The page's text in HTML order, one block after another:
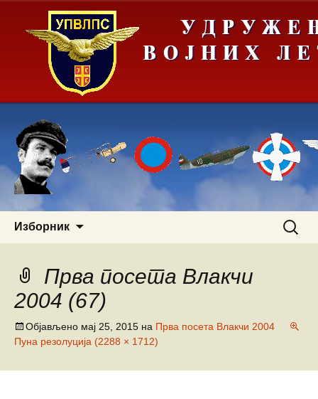
Изборник
Прва посета Влакчи
2004 (67)
Објављено мај 25, 2015 на Прва посета Влакчи 2004
Пуна резолуција (2288 × 1712)